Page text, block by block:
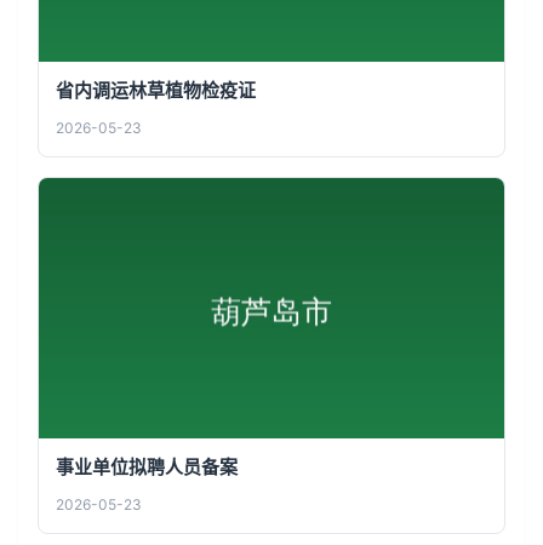
省内调运林草植物检疫证
2026-05-23
事业单位拟聘人员备案
2026-05-23